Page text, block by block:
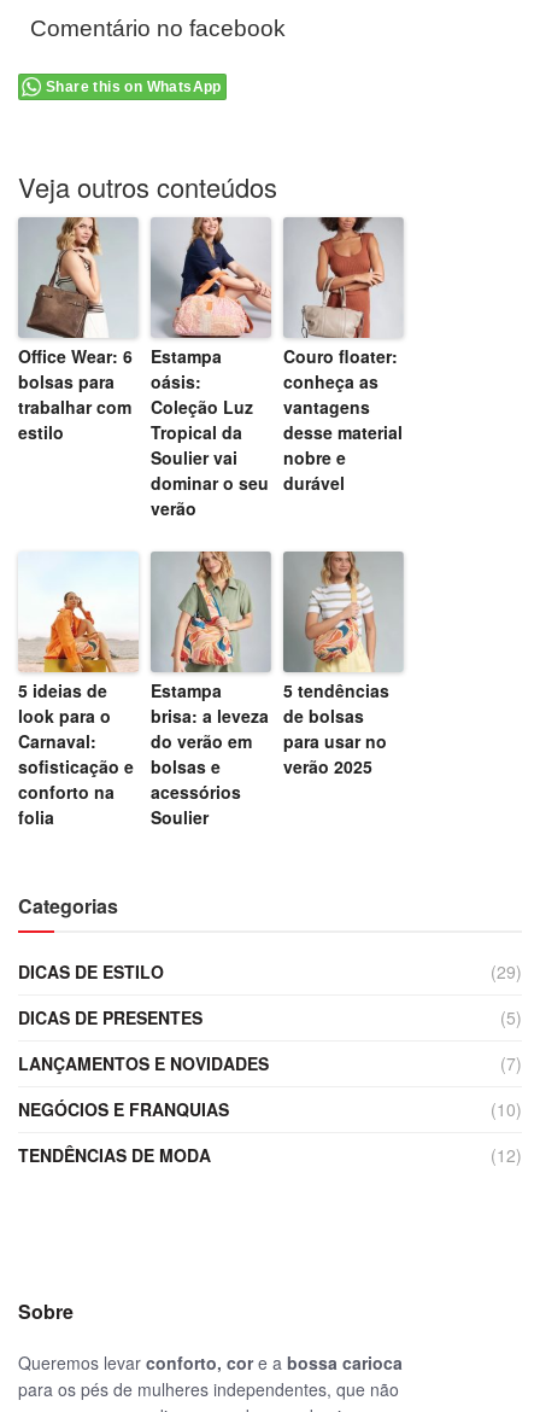
Comentário no facebook
Share this on WhatsApp
Veja outros conteúdos
Office Wear: 6
bolsas para
trabalhar com
estilo
Estampa
oásis:
Coleção Luz
Tropical da
Soulier vai
dominar o seu
verão
Couro floater:
conheça as
vantagens
desse material
nobre e
durável
5 ideias de
look para o
Carnaval:
sofisticação e
conforto na
folia
Estampa
brisa: a leveza
do verão em
bolsas e
acessórios
Soulier
5 tendências
de bolsas
para usar no
verão 2025
Categorias
DICAS DE ESTILO
(29)
DICAS DE PRESENTES
(5)
LANÇAMENTOS E NOVIDADES
(7)
NEGÓCIOS E FRANQUIAS
(10)
TENDÊNCIAS DE MODA
(12)
Sobre
Queremos levar conforto, core a bossa carioca
para os pés de mulheres independentes, que não